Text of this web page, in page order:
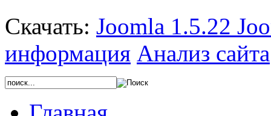
Скачать: Joomla 1.5.22
информация Анализ сайта